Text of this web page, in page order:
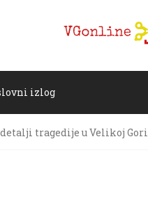
izlog
tragedije u Velikoj